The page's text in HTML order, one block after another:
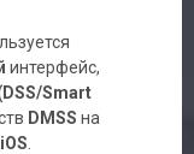
интерфейс,
Smart
DMSS на
iOS